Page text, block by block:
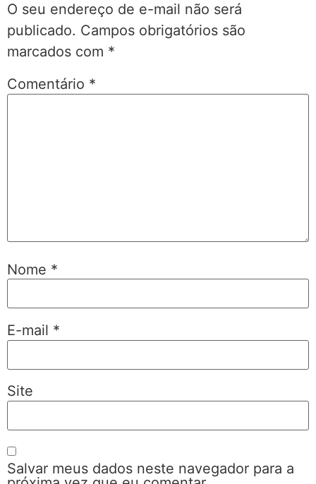
O seu endereço de e-mail não será
publicado. Campos obrigatórios são
marcados com *
Comentário *
Nome *
E-mail *
Site
Salvar meus dados neste navegador para a